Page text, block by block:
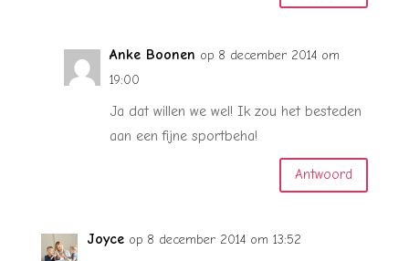
Anke Boonen op 8 december 2014 om
19:00
Ja dat willen we wel! Ik zou het besteden
aan een fijne sportbeha!
Antwoord
Joyce op 8 december 2014 om 13:52